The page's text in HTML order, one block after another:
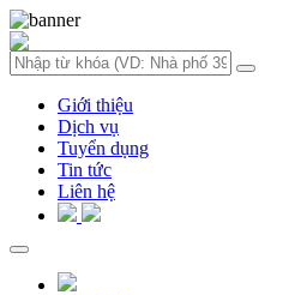
Giới thiệu
Dịch vụ
Tuyển dụng
Tin tức
Liên hệ